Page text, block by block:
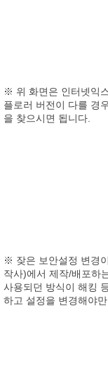
※ 위 화면은 인터넷익
플로러 버전이 다를 경
을 찾으시면 됩니다.
※ 잦은 보안설정 변경
작사)에서 제작/배포하
사용되던 방식이 해킹
하고 설정을 변경해야